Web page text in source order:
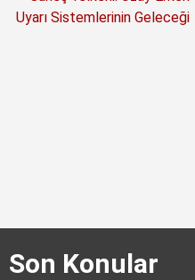
Son Konular